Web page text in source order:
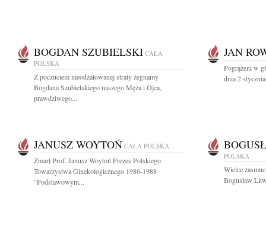
BOGDAN SZUBIELSKI CAŁA
POLSKA
Z poczuciem nieodżałowanej straty żegnamy
Bogdana Szubielskiego naszego Męża i Ojca,
prawdziwego...
JAN
Pogrążeni w
dnia 2
JANUSZ WOYTOŃ CAŁA POLSKA
Zmarł Prof. Janusz Woytoń Prezes Polskiego
Towarzystwa Ginekologicznego 1986-1988
"Podstawowym...
POLSKA
Wielce
Bogusław